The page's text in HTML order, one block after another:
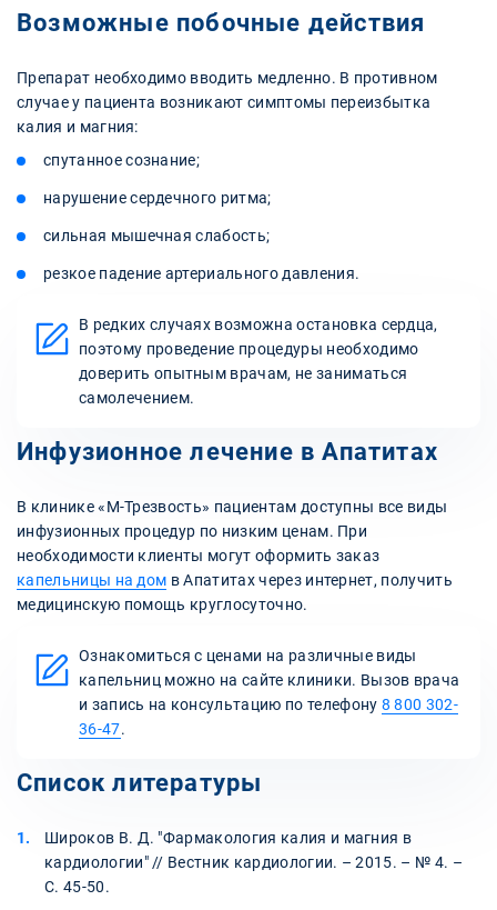
Возможные побочные действия
Препарат необходимо вводить медленно. В противном
случае у пациента возникают симптомы переизбытка
калия и магния:
спутанное сознание;
нарушение сердечного ритма;
сильная мышечная слабость;
резкое падение артериального давления.
В редких случаях возможна остановка сердца,
поэтому проведение процедуры необходимо
доверить опытным врачам, не заниматься
самолечением.
Инфузионное лечение в Апатитах
В клинике «М-Трезвость» пациентам доступны все виды
инфузионных процедур по низким ценам. При
необходимости клиенты могут оформить заказ
капельницы на дом в Апатитах через интернет, получить
медицинскую помощь круглосуточно.
Ознакомиться с ценами на различные виды
капельниц можно на сайте клиники. Вызов врача
и запись на консультацию по телефону 8 800 302-
36-47.
Список литературы
Широков В. Д. "Фармакология калия и магния в
кардиологии" // Вестник кардиологии. – 2015. – № 4. –
С. 45-50.